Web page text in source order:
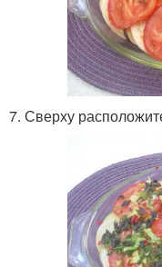
7. Сверху